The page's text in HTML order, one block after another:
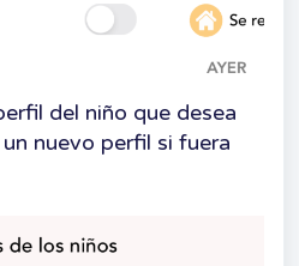
del niño que desea
nuevo perfil si fuera